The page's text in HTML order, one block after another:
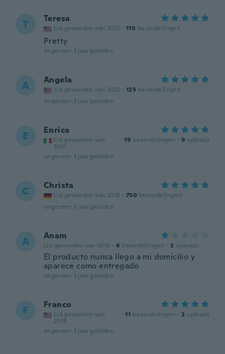
T Teresa
Lid geworden van 2022 · 110 beoordelingen
Pretty
ongeveer 3 jaar geleden
A Angela
Lid geworden van 2023 · 125 beoordelingen
ongeveer 3 jaar geleden
E Enrica
Lid geworden van
2021
· 19 beoordelingen · 9 uploads
ongeveer 3 jaar geleden
C Christa
Lid geworden van 2018 · 750 beoordelingen
ongeveer 3 jaar geleden
A Anam
Lid geworden van 2018 · 6 beoordelingen · 2 uploads
El producto nunca llego a mi domicilio y
aparece como entregado
ongeveer 3 jaar geleden
F Franco
Lid geworden van
2018
· 11 beoordelingen · 2 uploads
ongeveer 3 jaar geleden